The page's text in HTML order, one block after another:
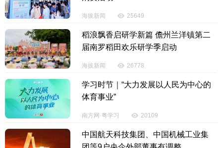
海拔新闻 25649
稻浪飘香启研学新篇 儋州兰洋镇第二
届南罗稻田欢乐研学季启动
海拔新闻 26778
学习时节｜“大力发展以人民为中心的
体育事业”
南方网·粤学习 20109
中国航天科技集团、中国机械工业集